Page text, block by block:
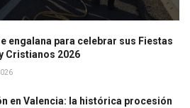
engalana para celebrar sus Fiestas
Cristianos 2026
en Valencia: la histórica procesión